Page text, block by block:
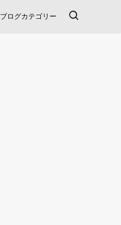
ブログカテゴリー